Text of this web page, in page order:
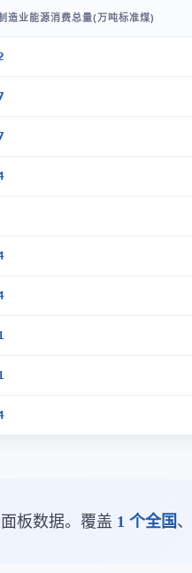
造业能源消费总量(万吨标准煤)
板数据。覆盖 1 个全国 、